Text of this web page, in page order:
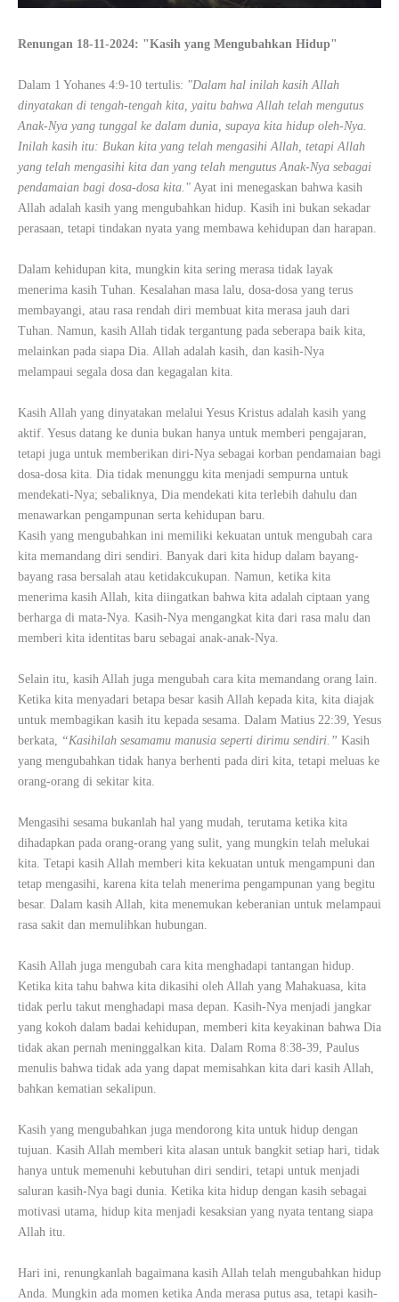
Renungan 18-11-2024: "Kasih yang Mengubahkan Hidup"
Dalam 1 Yohanes 4:9-10 tertulis: "Dalam hal inilah kasih Allah
dinyatakan di tengah-tengah kita, yaitu bahwa Allah telah mengutus
Anak-Nya yang tunggal ke dalam dunia, supaya kita hidup oleh-Nya.
Inilah kasih itu: Bukan kita yang telah mengasihi Allah, tetapi Allah
yang telah mengasihi kita dan yang telah mengutus Anak-Nya sebagai
pendamaian bagi dosa-dosa kita." Ayat ini menegaskan bahwa kasih
Allah adalah kasih yang mengubahkan hidup. Kasih ini bukan sekadar
perasaan, tetapi tindakan nyata yang membawa kehidupan dan harapan.
Dalam kehidupan kita, mungkin kita sering merasa tidak layak
menerima kasih Tuhan. Kesalahan masa lalu, dosa-dosa yang terus
membayangi, atau rasa rendah diri membuat kita merasa jauh dari
Tuhan. Namun, kasih Allah tidak tergantung pada seberapa baik kita,
melainkan pada siapa Dia. Allah adalah kasih, dan kasih-Nya
melampaui segala dosa dan kegagalan kita.
Kasih Allah yang dinyatakan melalui Yesus Kristus adalah kasih yang
aktif. Yesus datang ke dunia bukan hanya untuk memberi pengajaran,
tetapi juga untuk memberikan diri-Nya sebagai korban pendamaian bagi
dosa-dosa kita. Dia tidak menunggu kita menjadi sempurna untuk
mendekati-Nya; sebaliknya, Dia mendekati kita terlebih dahulu dan
menawarkan pengampunan serta kehidupan baru.
Kasih yang mengubahkan ini memiliki kekuatan untuk mengubah cara
kita memandang diri sendiri. Banyak dari kita hidup dalam bayang-
bayang rasa bersalah atau ketidakcukupan. Namun, ketika kita
menerima kasih Allah, kita diingatkan bahwa kita adalah ciptaan yang
berharga di mata-Nya. Kasih-Nya mengangkat kita dari rasa malu dan
memberi kita identitas baru sebagai anak-anak-Nya.
Selain itu, kasih Allah juga mengubah cara kita memandang orang lain.
Ketika kita menyadari betapa besar kasih Allah kepada kita, kita diajak
untuk membagikan kasih itu kepada sesama. Dalam Matius 22:39, Yesus
berkata, “Kasihilah sesamamu manusia seperti dirimu sendiri.” Kasih
yang mengubahkan tidak hanya berhenti pada diri kita, tetapi meluas ke
orang-orang di sekitar kita.
Mengasihi sesama bukanlah hal yang mudah, terutama ketika kita
dihadapkan pada orang-orang yang sulit, yang mungkin telah melukai
kita. Tetapi kasih Allah memberi kita kekuatan untuk mengampuni dan
tetap mengasihi, karena kita telah menerima pengampunan yang begitu
besar. Dalam kasih Allah, kita menemukan keberanian untuk melampaui
rasa sakit dan memulihkan hubungan.
Kasih Allah juga mengubah cara kita menghadapi tantangan hidup.
Ketika kita tahu bahwa kita dikasihi oleh Allah yang Mahakuasa, kita
tidak perlu takut menghadapi masa depan. Kasih-Nya menjadi jangkar
yang kokoh dalam badai kehidupan, memberi kita keyakinan bahwa Dia
tidak akan pernah meninggalkan kita. Dalam Roma 8:38-39, Paulus
menulis bahwa tidak ada yang dapat memisahkan kita dari kasih Allah,
bahkan kematian sekalipun.
Kasih yang mengubahkan juga mendorong kita untuk hidup dengan
tujuan. Kasih Allah memberi kita alasan untuk bangkit setiap hari, tidak
hanya untuk memenuhi kebutuhan diri sendiri, tetapi untuk menjadi
saluran kasih-Nya bagi dunia. Ketika kita hidup dengan kasih sebagai
motivasi utama, hidup kita menjadi kesaksian yang nyata tentang siapa
Allah itu.
Hari ini, renungkanlah bagaimana kasih Allah telah mengubahkan hidup
Anda. Mungkin ada momen ketika Anda merasa putus asa, tetapi kasih-